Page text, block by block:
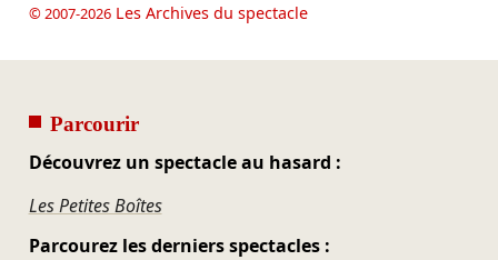
© 2007-2026Les Archives du spectacle
Parcourir
Découvrez un spectacle au hasard :
Les Petites Boîtes
Parcourez les derniers spectacles :